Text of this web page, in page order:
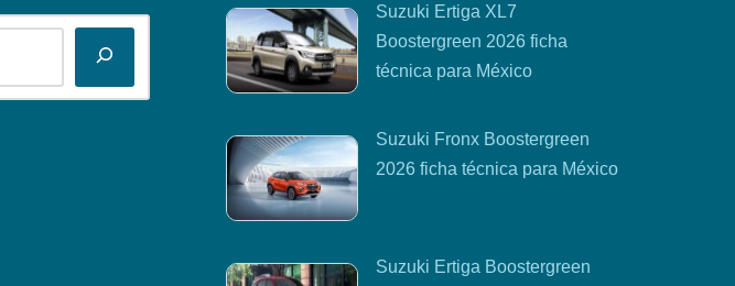
Suzuki Ertiga XL7
Boostergreen 2026 ficha
técnica para México
Suzuki Fronx Boostergreen
2026 ficha técnica para México
Suzuki Ertiga Boostergreen